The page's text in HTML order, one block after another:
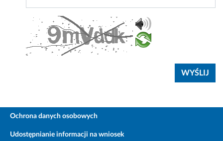
Ochrona danych osobowych
Udostępnianie informacji na wniosek